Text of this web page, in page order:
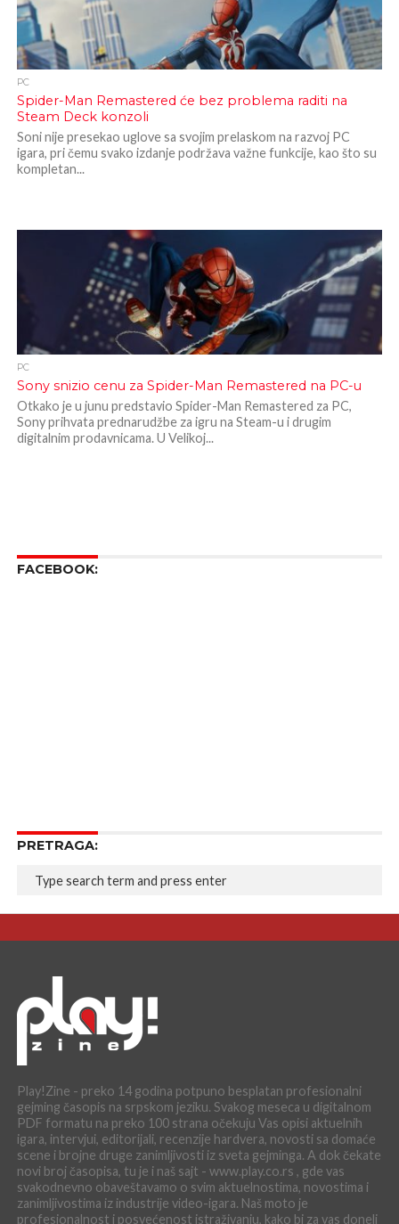
PC
Spider-Man Remastered će bez problema raditi na
Steam Deck konzoli
Soni nije presekao uglove sa svojim prelaskom na razvoj PC
igara, pri čemu svako izdanje podržava važne funkcije, kao što su
kompletan...
PC
Sony snizio cenu za Spider-Man Remastered na PC-u
Otkako je u junu predstavio Spider-Man Remastered za PC,
Sony prihvata prednarudžbe za igru na Steam-u i drugim
digitalnim prodavnicama. U Velikoj...
FACEBOOK:
PRETRAGA:
Play!Zine - preko 14 godina potpuno besplatan profesionalni
gejming časopis na srpskom jeziku. Svakog meseca u digitalnom
PDF formatu na preko 100 strana očekuju Vas opisi aktuelnih
igara, intervjui, editorijali, recenzije hardvera, novosti sa domaće
scene i brojne druge zanimljivosti iz sveta gejminga. A dok čekate
novi broj časopisa, tu je i naš sajt - www.play.co.rs , gde vas
svakodnevno obaveštavamo o svim aktuelnostima, novostima i
zanimljivostima iz industrije video-igara. Naš moto je
profesionalnost i posvećenost istraživanju, kako bi za vas doneli